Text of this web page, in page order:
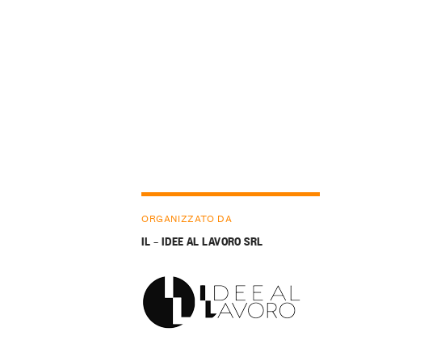
ORGANIZZATO DA
IL – IDEE AL LAVORO SRL